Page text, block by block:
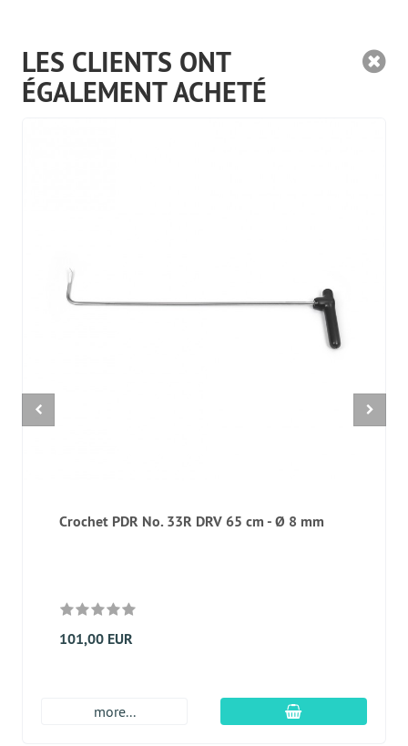
LES CLIENTS ONT
ÉGALEMENT ACHETÉ
Crochet PDR No. 33R DRV 65 cm - Ø 8 mm
101,00 EUR
more... Ajouter au panier